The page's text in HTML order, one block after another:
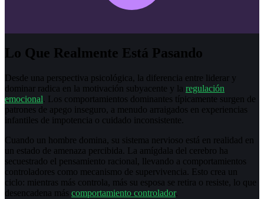
Lo Que Realmente Está Pasando
Desde una perspectiva psicológica, la diferencia entre liderar y
dominar radica en la motivación subyacente y la regulación
emocional . Los comportamientos dominantes típicamente surgen de
patrones de apego inseguro, a menudo arraigados en experiencias
infantiles de impotencia o cuidado inconsistente.
Cuando un hombre domina, su sistema nervioso está en realidad en
un estado de amenaza percibida. La amígdala del cerebro ha
secuestrado el pensamiento racional, llevando a comportamientos
controladores como mecanismo de supervivencia. Esto crea un
ciclo: mientras más controla, más su esposa se retira o resiste, lo que
desencadena más comportamiento controlador.